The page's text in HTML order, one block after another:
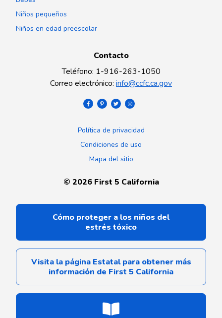
Niños pequeños
Niños en edad preescolar
Contacto
Teléfono: 1-916-263-1050
Correo electrónico: info@ccfc.ca.gov
Política de privacidad
Condiciones de uso
Mapa del sitio
© 2026First 5 California
Cómo proteger a los niños del
estrés tóxico
Visita la página Estatal para obtener más
información de First 5 California